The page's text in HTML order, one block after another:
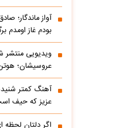
آواز ماندگار؛
بودم غاز اومدم
ویدیویی
عروسیشان؛
آهنگ کمتر
عزیز که حیف
اگر دلتان لحظه